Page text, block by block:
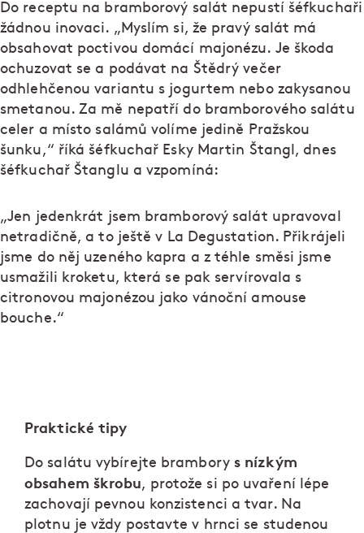
Do receptu na bramborový salát nepustí šéfkuchaři
žádnou inovaci. „Myslím si, že pravý salát má
obsahovat poctivou domácí majonézu. Je škoda
ochuzovat se a podávat na Štědrý večer
odhlehčenou variantu s jogurtem nebo zakysanou
smetanou. Za mě nepatří do bramborového salátu
celer a místo salámů volíme jedině Pražskou
šunku,“ říká šéfkuchař Esky Martin Štangl, dnes
šéfkuchař Štanglu a vzpomíná:
„Jen jedenkrát jsem bramborový salát upravoval
netradičně, a to ještě v La Degustation. Přikrájeli
jsme do něj uzeného kapra a z téhle směsi jsme
usmažili kroketu, která se pak servírovala s
citronovou majonézou jako vánoční amouse
bouche.“
Praktické tipy
Do salátu vybírejte brambory s nízkým
obsahem škrobu, protože si po uvaření lépe
zachovají pevnou konzistenci a tvar. Na
plotnu je vždy postavte v hrnci se studenou